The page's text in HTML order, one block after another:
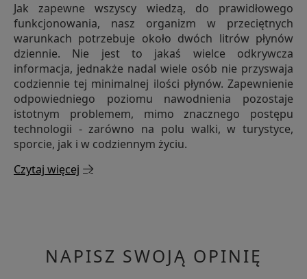
Jak zapewne wszyscy wiedzą, do prawidłowego
funkcjonowania, nasz organizm w przeciętnych
warunkach potrzebuje około dwóch litrów płynów
dziennie. Nie jest to jakaś wielce odkrywcza
informacja, jednakże nadal wiele osób nie przyswaja
codziennie tej minimalnej ilości płynów. Zapewnienie
odpowiedniego poziomu nawodnienia pozostaje
istotnym problemem, mimo znacznego postępu
technologii - zarówno na polu walki, w turystyce,
sporcie, jak i w codziennym życiu.
Czytaj więcej
NAPISZ SWOJĄ OPINIĘ